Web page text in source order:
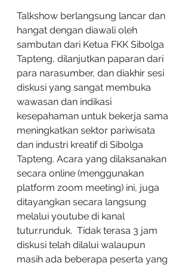
Talkshow berlangsung lancar dan
hangat dengan diawali oleh
sambutan dari Ketua FKK Sibolga
Tapteng, dilanjutkan paparan dari
para narasumber, dan diakhir sesi
diskusi yang sangat membuka
wawasan dan indikasi
kesepahaman untuk bekerja sama
meningkatkan sektor pariwisata
dan industri kreatif di Sibolga
Tapteng. Acara yang dilaksanakan
secara online (menggunakan
platform zoom meeting) ini, juga
ditayangkan secara langsung
melalui youtube di kanal
tutur.runduk.  Tidak terasa 3 jam
diskusi telah dilalui walaupun
masih ada beberapa peserta yang